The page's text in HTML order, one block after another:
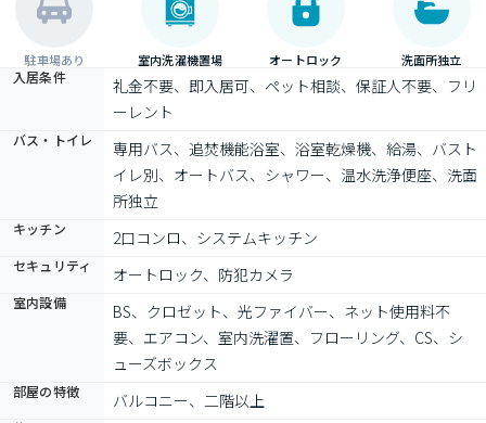
駐車場あり 室内洗濯機置場 オートロック 洗面所独立
入居条件
礼金不要、即入居可、ペット相談、保証人不要、フリ
ーレント
バス・トイレ
専用バス、追焚機能浴室、浴室乾燥機、給湯、バスト
イレ別、オートバス、シャワー、温水洗浄便座、洗面
所独立
キッチン 2口コンロ、システムキッチン
セキュリティ オートロック、防犯カメラ
室内設備
BS、クロゼット、光ファイバー、ネット使用料不
要、エアコン、室内洗濯置、フローリング、CS、シ
ューズボックス
部屋の特徴 バルコニー、二階以上